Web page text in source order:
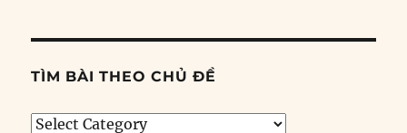
TÌM BÀI THEO CHỦ ĐỀ
Tìm